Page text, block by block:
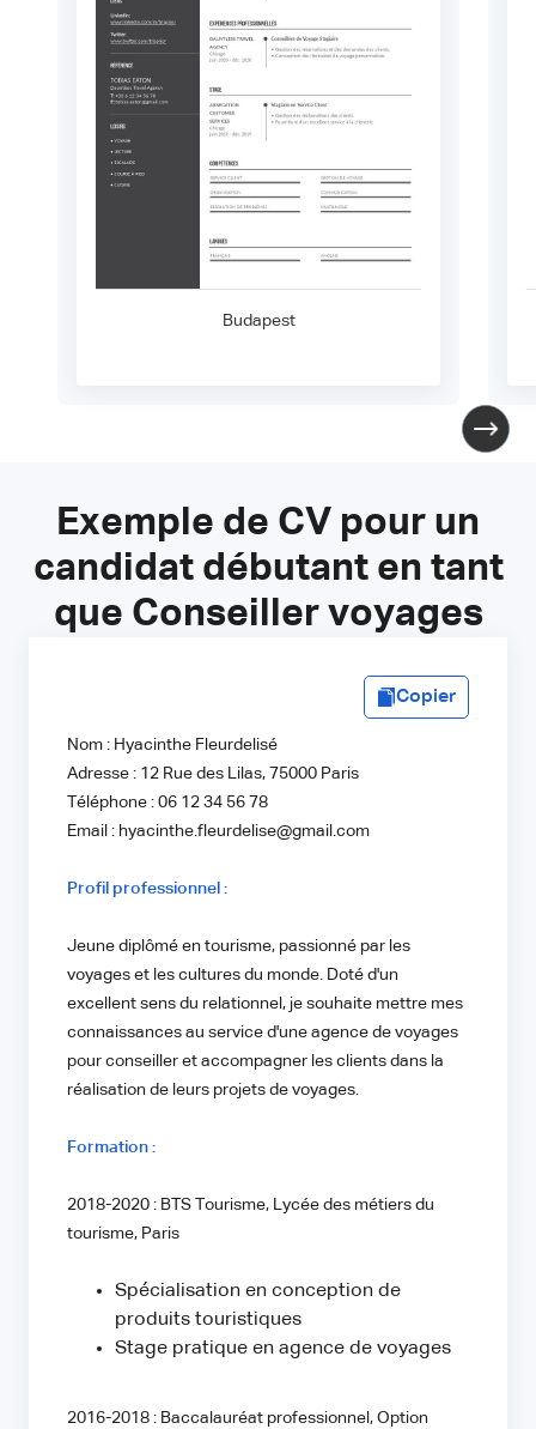
Budapest
Exemple de CV pour un
candidat débutant en tant
que Conseiller voyages
Copier
Nom : Hyacinthe Fleurdelisé
Adresse : 12 Rue des Lilas, 75000 Paris
Téléphone : 06 12 34 56 78
Email : hyacinthe.fleurdelise@gmail.com
Profil professionnel :
Jeune diplômé en tourisme, passionné par les
voyages et les cultures du monde. Doté d'un
excellent sens du relationnel, je souhaite mettre mes
connaissances au service d'une agence de voyages
pour conseiller et accompagner les clients dans la
réalisation de leurs projets de voyages.
Formation :
2018-2020 : BTS Tourisme, Lycée des métiers du
tourisme, Paris
Spécialisation en conception de
produits touristiques
Stage pratique en agence de voyages
2016-2018 : Baccalauréat professionnel, Option